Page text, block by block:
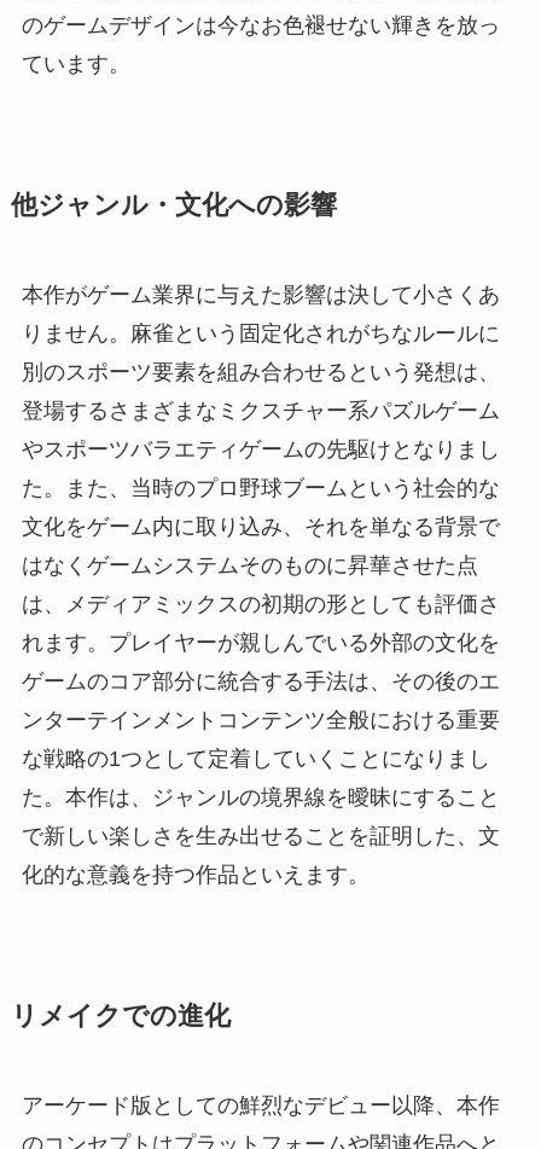
のゲームデザインは今なお色褪せない輝きを放っ
ています。
他ジャンル・文化への影響
本作がゲーム業界に与えた影響は決して小さくあ
りません。麻雀という固定化されがちなルールに
別のスポーツ要素を組み合わせるという発想は、
登場するさまざまなミクスチャー系パズルゲーム
やスポーツバラエティゲームの先駆けとなりまし
た。また、当時のプロ野球ブームという社会的な
文化をゲーム内に取り込み、それを単なる背景で
はなくゲームシステムそのものに昇華させた点
は、メディアミックスの初期の形としても評価さ
れます。プレイヤーが親しんでいる外部の文化を
ゲームのコア部分に統合する手法は、その後のエ
ンターテインメントコンテンツ全般における重要
な戦略の1つとして定着していくことになりまし
た。本作は、ジャンルの境界線を曖昧にすること
で新しい楽しさを生み出せることを証明した、文
化的な意義を持つ作品といえます。
リメイクでの進化
アーケード版としての鮮烈なデビュー以降、本作
のコンセプトはプラットフォームや関連作品へと